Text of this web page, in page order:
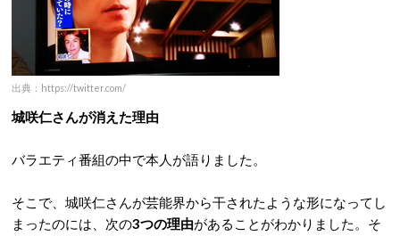
出典：https://twitter.com/
城咲仁さんが消えた理由
バラエティ番組の中で本人が語りました。
そこで、城咲仁さんが芸能界から干されたような形になってし
まったのには、次の3つの理由があることがわかりました。そ